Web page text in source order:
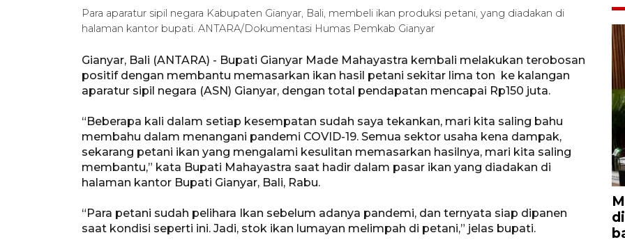
Para aparatur sipil negara Kabupaten Gianyar, Bali, membeli ikan produksi petani, yang diadakan di
halaman kantor bupati. ANTARA/Dokumentasi Humas Pemkab Gianyar
Gianyar, Bali (ANTARA) - Bupati Gianyar Made Mahayastra kembali melakukan terobosan
positif dengan membantu memasarkan ikan hasil petani sekitar lima ton ke kalangan
aparatur sipil negara (ASN) Gianyar, dengan total pendapatan mencapai Rp150 juta.
“Beberapa kali dalam setiap kesempatan sudah saya tekankan, mari kita saling bahu
membahu dalam menangani pandemi COVID-19. Semua sektor usaha kena dampak,
sekarang petani ikan yang mengalami kesulitan memasarkan hasilnya, mari kita saling
membantu,” kata Bupati Mahayastra saat hadir dalam pasar ikan yang diadakan di
halaman kantor Bupati Gianyar, Bali, Rabu.
“Para petani sudah pelihara Ikan sebelum adanya pandemi, dan ternyata siap dipanen
saat kondisi seperti ini. Jadi, stok ikan lumayan melimpah di petani,” jelas bupati.